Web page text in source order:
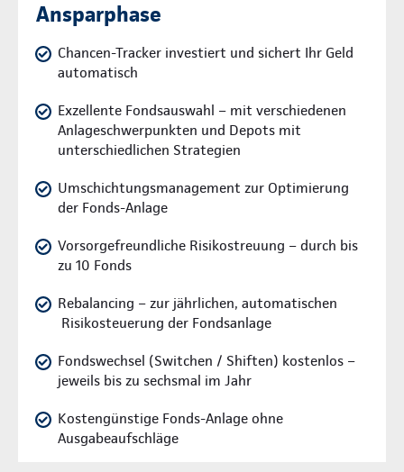
Ansparphase
Chancen-Tracker investiert und sichert Ihr Geld
automatisch
Exzellente Fondsauswahl – mit verschiedenen
Anlageschwerpunkten und Depots mit
unterschiedlichen Strategien
Umschichtungsmanagement zur Optimierung
der Fonds-Anlage
Vorsorgefreundliche Risikostreuung – durch bis
zu 10 Fonds
Rebalancing – zur jährlichen, automatischen
Risikosteuerung der Fondsanlage
Fondswechsel (Switchen / Shiften) kostenlos –
jeweils bis zu sechsmal im Jahr
Kostengünstige Fonds-Anlage ohne
Ausgabeaufschläge